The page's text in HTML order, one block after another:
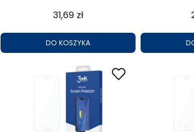
31,69 zł
DO KOSZYKA